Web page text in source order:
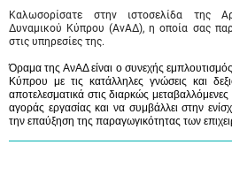
Καλωσορίσατε στην ιστοσελίδα της
Δυναμικού Κύπρου (ΑνΑΔ), η οποία σας
στις υπηρεσίες της.
Όραμα της ΑνΑΔ είναι ο συνεχής
Κύπρου με τις κατάλληλες γνώσεις και
αποτελεσματικά στις διαρκώς
αγοράς εργασίας και να συμβάλλει στην
την επαύξηση της παραγωγικότητας των